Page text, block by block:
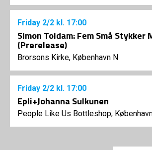
Friday 2/2 kl. 17:00
Simon Toldam: Fem Små Stykker
(Prerelease)
Brorsons Kirke, København N
Friday 2/2 kl. 17:00
Epli+Johanna Sulkunen
People Like Us Bottleshop,